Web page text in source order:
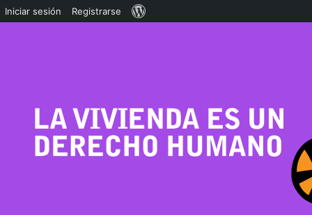
Iniciar sesión Registrarse